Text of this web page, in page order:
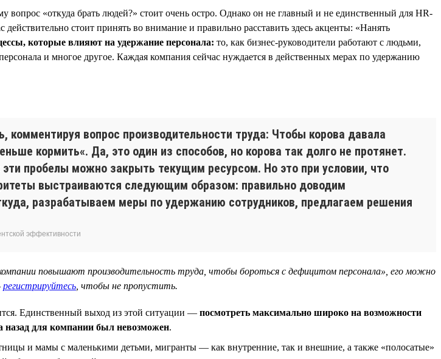
«откуда брать людей?» стоит очень остро. Однако он не главный и не единственный для HR-
стоит принять во внимание и правильно расставить здесь акценты: «Нанять
которые влияют на удержание персонала: то, как бизнес-руководители работают с людьми,
и многое другое. Каждая компания сейчас нуждается в действенных мерах по удержанию
комментируя вопрос производительности труда: Чтобы корова давала
кормить«. Да, это один из способов, но корова так долго не протянет.
пробелы можно закрыть текущим ресурсом. Но это при условии, что
выстраиваются следующим образом: правильно доводим
разрабатываем меры по удержанию сотрудников, предлагаем решения
эффективности
повышают производительность труда, чтобы бороться с дефицитом персонала», его можно
регистрируйтесь , чтобы не пропустить.
Единственный выход из этой ситуации — посмотреть максимально широко на возможности
назад для компании был невозможен.
и мамы с маленькими детьми, мигранты — как внутренние, так и внешние, а также «полосатые»